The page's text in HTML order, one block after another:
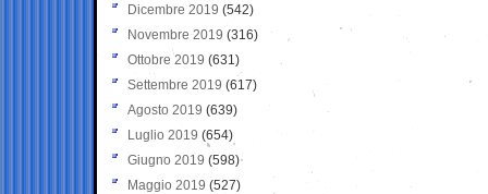
Dicembre 2019 (542)
Novembre 2019 (316)
Ottobre 2019 (631)
Settembre 2019 (617)
Agosto 2019 (639)
Luglio 2019 (654)
Giugno 2019 (598)
Maggio 2019 (527)